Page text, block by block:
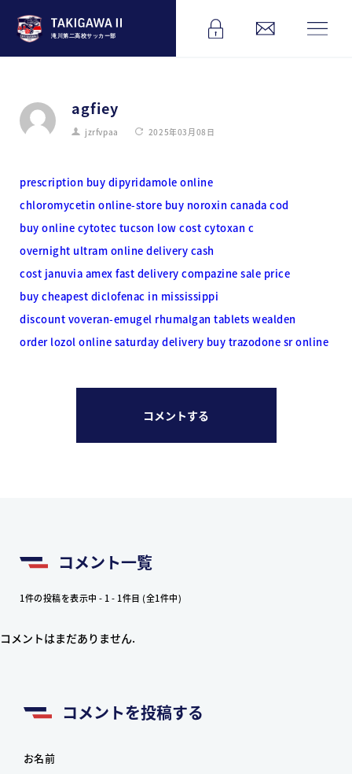
滝川第二高校サッカー部
agfiey
jzrfvpaa 2025年03月08日
prescription buy dipyridamole online
chloromycetin online-store buy noroxin canada cod
buy online cytotec tucson low cost cytoxan c
overnight ultram online delivery cash
cost januvia amex fast delivery compazine sale price
buy cheapest diclofenac in mississippi
discount voveran-emugel rhumalgan tablets wealden
order lozol online saturday delivery buy trazodone sr online
コメントする
コメント一覧
1件の投稿を表示中 - 1 - 1件目 (全1件中)
コメントはまだありません.
コメントを投稿する
お名前